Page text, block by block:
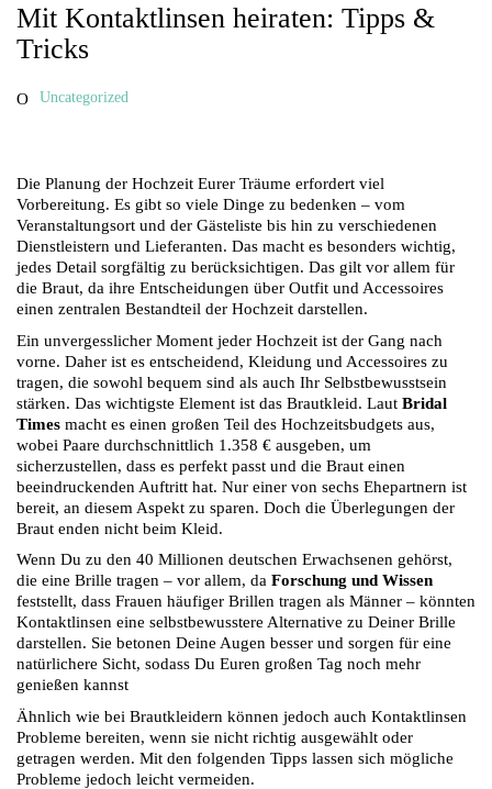
Mit Kontaktlinsen heiraten: Tipps &
Tricks
Uncategorized
Die Planung der Hochzeit Eurer Träume erfordert viel
Vorbereitung. Es gibt so viele Dinge zu bedenken – vom
Veranstaltungsort und der Gästeliste bis hin zu verschiedenen
Dienstleistern und Lieferanten. Das macht es besonders wichtig,
jedes Detail sorgfältig zu berücksichtigen. Das gilt vor allem für
die Braut, da ihre Entscheidungen über Outfit und Accessoires
einen zentralen Bestandteil der Hochzeit darstellen.
Ein unvergesslicher Moment jeder Hochzeit ist der Gang nach
vorne. Daher ist es entscheidend, Kleidung und Accessoires zu
tragen, die sowohl bequem sind als auch Ihr Selbstbewusstsein
stärken. Das wichtigste Element ist das Brautkleid. Laut Bridal
Times macht es einen großen Teil des Hochzeitsbudgets aus,
wobei Paare durchschnittlich 1.358 € ausgeben, um
sicherzustellen, dass es perfekt passt und die Braut einen
beeindruckenden Auftritt hat. Nur einer von sechs Ehepartnern ist
bereit, an diesem Aspekt zu sparen. Doch die Überlegungen der
Braut enden nicht beim Kleid.
Wenn Du zu den 40 Millionen deutschen Erwachsenen gehörst,
die eine Brille tragen – vor allem, da Forschung und Wissen
feststellt, dass Frauen häufiger Brillen tragen als Männer – könnten
Kontaktlinsen eine selbstbewusstere Alternative zu Deiner Brille
darstellen. Sie betonen Deine Augen besser und sorgen für eine
natürlichere Sicht, sodass Du Euren großen Tag noch mehr
genießen kannst
Ähnlich wie bei Brautkleidern können jedoch auch Kontaktlinsen
Probleme bereiten, wenn sie nicht richtig ausgewählt oder
getragen werden. Mit den folgenden Tipps lassen sich mögliche
Probleme jedoch leicht vermeiden.